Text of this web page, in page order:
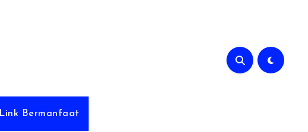
Link Bermanfaat